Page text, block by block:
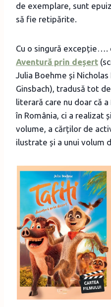
de exemplare, sunt
să fie retipărite.
Cu o singură excepție….
Aventură prin deșert
Julia Boehme și
Ginsbach), tradusă tot
literară care nu doar că
în România, ci a realizat
volume, a cărților de
ilustrate și a unui volum